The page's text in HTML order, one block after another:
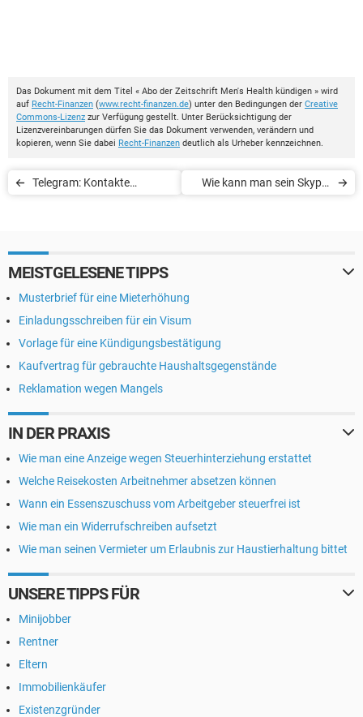
Das Dokument mit dem Titel « Abo der Zeitschrift Men's Health kündigen » wird
auf Recht-Finanzen (www.recht-finanzen.de) unter den Bedingungen der Creative
Commons-Lizenz zur Verfügung gestellt. Unter Berücksichtigung der
Lizenzvereinbarungen dürfen Sie das Dokument verwenden, verändern und
kopieren, wenn Sie dabei Recht-Finanzen deutlich als Urheber kennzeichnen.
Telegram: Kontakte
Wie kann man sein Skype-
MEISTGELESENE TIPPS
Musterbrief für eine Mieterhöhung
Einladungsschreiben für ein Visum
Vorlage für eine Kündigungsbestätigung
Kaufvertrag für gebrauchte Haushaltsgegenstände
Reklamation wegen Mangels
IN DER PRAXIS
Wie man eine Anzeige wegen Steuerhinterziehung erstattet
Welche Reisekosten Arbeitnehmer absetzen können
Wann ein Essenszuschuss vom Arbeitgeber steuerfrei ist
Wie man ein Widerrufschreiben aufsetzt
Wie man seinen Vermieter um Erlaubnis zur Haustierhaltung bittet
UNSERE TIPPS FÜR
Minijobber
Rentner
Eltern
Immobilienkäufer
Existenzgründer